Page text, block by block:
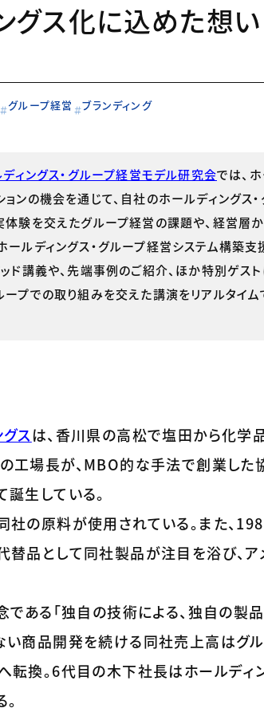
グス化に込めた想
グループ経営 ブランディング
ィングス・グループ経営モデル研究会では、
ンの機会を通じて、自社のホールディングス
体験を交えたグループ経営の課題や、経営層
ールディングス・グループ経営システム構築
ッド講義や、先端事例のご紹介、ほか特別ゲ
ープでの取り組みを交えた講演をリアルタイ
スは、香川県の高松で塩田から化学
工場長が、MBO的な手法で創業し
生している。
社の原料が使用されている。また、
替品として同社製品が注目を浴び、
である「独自の技術による、独自の製
い商品開発を続ける同社売上高はグ
転換。6代目の木下社長はホールディ